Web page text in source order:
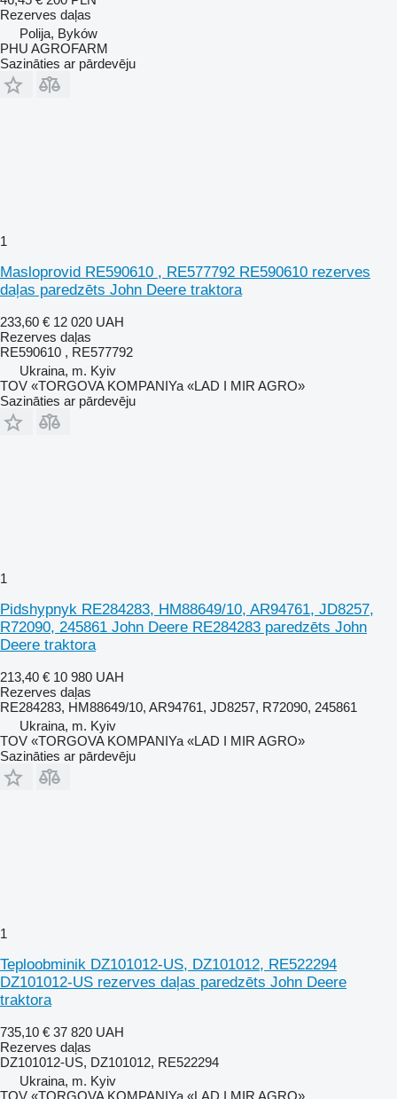
Rezerves daļas
Polija, Byków
PHU AGROFARM
Sazināties ar pārdevēju
1
Masloprovid RE590610 , RE577792 RE590610 rezerves
daļas paredzēts John Deere traktora
233,60 € 12 020 UAH
Rezerves daļas
RE590610 , RE577792
Ukraina, m. Kyiv
TOV «TORGOVA KOMPANIYa «LAD I MIR AGRO»
Sazināties ar pārdevēju
1
Pidshypnyk RE284283, HM88649/10, AR94761, JD8257,
R72090, 245861 John Deere RE284283 paredzēts John
Deere traktora
213,40 € 10 980 UAH
Rezerves daļas
RE284283, HM88649/10, AR94761, JD8257, R72090, 245861
Ukraina, m. Kyiv
TOV «TORGOVA KOMPANIYa «LAD I MIR AGRO»
Sazināties ar pārdevēju
1
Teploobminik DZ101012-US, DZ101012, RE522294
DZ101012-US rezerves daļas paredzēts John Deere
traktora
735,10 € 37 820 UAH
Rezerves daļas
DZ101012-US, DZ101012, RE522294
Ukraina, m. Kyiv
TOV «TORGOVA KOMPANIYa «LAD I MIR AGRO»